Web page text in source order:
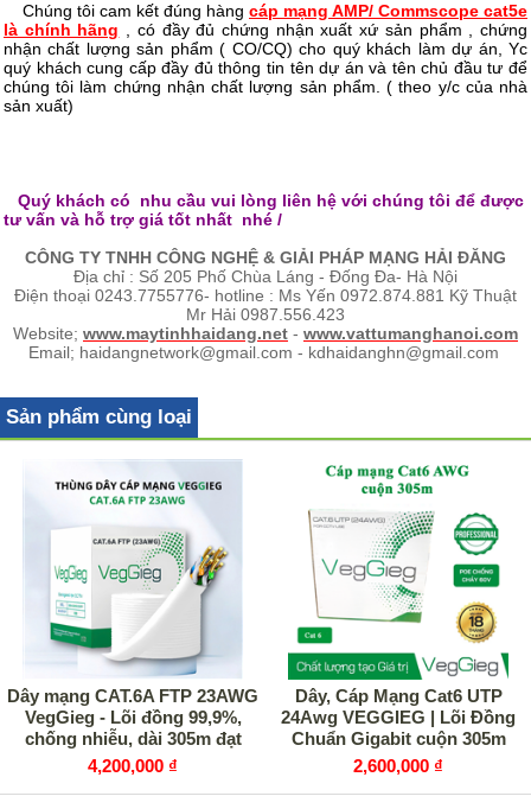
Chúng tôi cam kết đúng hàng cáp mạng AMP/ Commscope cat5e
là chính hãng , có đầy đủ chứng nhận xuất xứ sản phẩm , chứng
nhận chất lượng sản phẩm ( CO/CQ) cho quý khách làm dự án, Yc
quý khách cung cấp đầy đủ thông tin tên dự án và tên chủ đầu tư để
chúng tôi làm chứng nhận chất lượng sản phẩm. ( theo y/c của nhà
sản xuất)
Quý khách có nhu cầu vui lòng liên hệ với chúng tôi để được
tư vấn và hỗ trợ giá tốt nhất nhé /
CÔNG TY TNHH CÔNG NGHỆ & GIẢI PHÁP MẠNG HẢI ĐĂNG
Địa chỉ : Số 205 Phố Chùa Láng - Đống Đa- Hà Nội
Điện thoại 0243.7755776- hotline : Ms Yến 0972.874.881 Kỹ Thuật
Mr Hải 0987.556.423
Website; www.maytinhhaidang.net - www.vattumanghanoi.com
Email; haidangnetwork@gmail.com - kdhaidanghn@gmail.com
Sản phẩm cùng loại
Dây mạng CAT.6A FTP 23AWG
VegGieg - Lõi đồng 99,9%,
chống nhiễu, dài 305m đạt
chuẩn quốc tế
4,200,000 ₫
Dây, Cáp Mạng Cat6 UTP
24Awg VEGGIEG | Lõi Đồng
Chuẩn Gigabit cuộn 305m
2,600,000 ₫